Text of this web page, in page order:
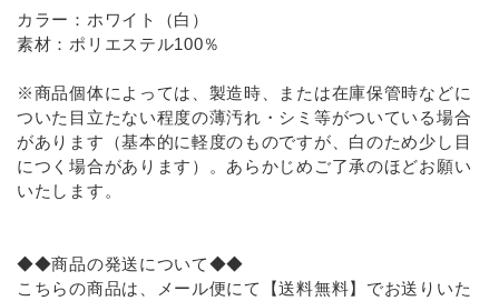
INFORMATIOM
よくあるご質問（FAQ）
交換・返品について
プライバシーポリシー
お問い合わせ
カラー：ホワイト（白）
素材：ポリエステル100％
※商品個体によっては、製造時、または在庫保管時などに
ついた目立たない程度の薄汚れ・シミ等がついている場合
があります（基本的に軽度のものですが、白のため少し目
につく場合があります）。あらかじめご了承のほどお願い
いたします。
◆◆商品の発送について◆◆
こちらの商品は、メール便にて【送料無料】でお送りいた